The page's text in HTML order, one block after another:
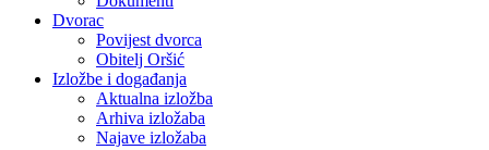
Dvorac
Povijest dvorca
Obitelj Oršić
Izložbe i događanja
Aktualna izložba
Arhiva izložaba
Najave izložaba